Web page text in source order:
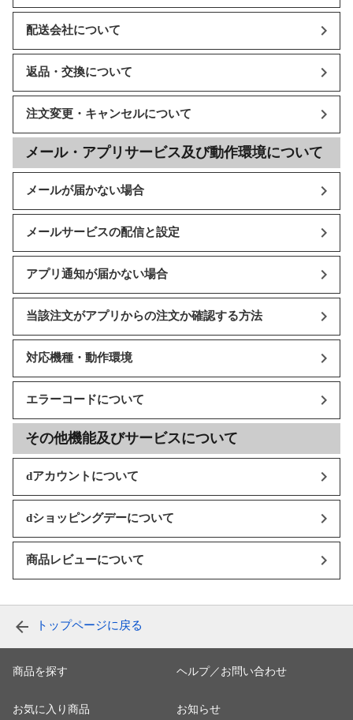
配送会社について
返品・交換について
注文変更・キャンセルについて
メール・アプリサービス及び動作環境について
メールが届かない場合
メールサービスの配信と設定
アプリ通知が届かない場合
当該注文がアプリからの注文か確認する方法
対応機種・動作環境
エラーコードについて
その他機能及びサービスについて
dアカウントについて
dショッピングデーについて
商品レビューについて
トップページに戻る
商品を探す
お気に入り商品
ヘルプ／お問い合わせ
お知らせ